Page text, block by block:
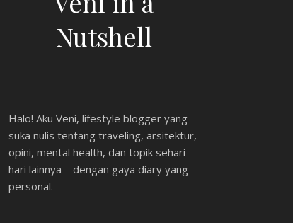
Nutshell
Halo! Aku Veni, lifestyle blogger yang
suka nulis tentang traveling, arsitektur,
opini, mental health, dan topik sehari-
hari lainnya—dengan gaya diary yang
personal.